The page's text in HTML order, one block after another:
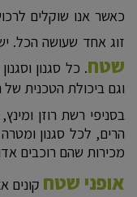
כאשר אנו שוקלים
זוג אחד שעושה הכל.
שטח. כל סגנון
וגם ביכולת הטכנית של
בסניפי רשת רוזן
הרים, לכל סגנון
מכירות שהם רוכבים
אופני שטח קונים